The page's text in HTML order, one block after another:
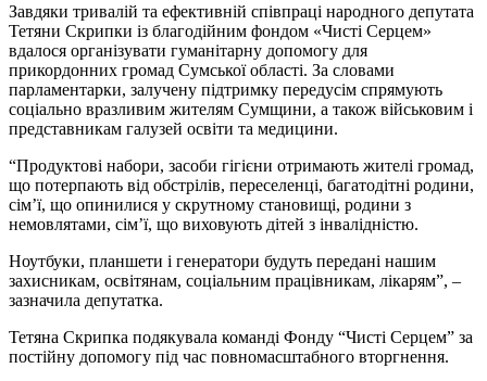
Завдяки тривалій та ефективній співпраці народного депутата
Тетяни Скрипки із благодійним фондом «Чисті Серцем»
вдалося організувати гуманітарну допомогу для
прикордонних громад Сумської області. За словами
парламентарки, залучену підтримку передусім спрямують
соціально вразливим жителям Сумщини, а також військовим і
представникам галузей освіти та медицини.
“Продуктові набори, засоби гігієни отримають жителі громад,
що потерпають від обстрілів, переселенці, багатодітні родини,
сім’ї, що опинилися у скрутному становищі, родини з
немовлятами, сім’ї, що виховують дітей з інвалідністю.
Ноутбуки, планшети і генератори будуть передані нашим
захисникам, освітянам, соціальним працівникам, лікарям”, –
зазначила депутатка.
Тетяна Скрипка подякувала команді Фонду “Чисті Серцем” за
постійну допомогу під час повномасштабного вторгнення.